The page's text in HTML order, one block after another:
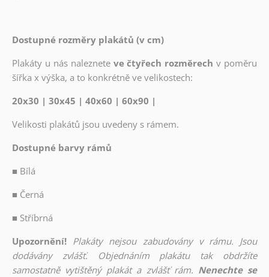
Dostupné rozměry plakátů (v cm)
Plakáty u nás naleznete ve čtyřech rozměrech v poměru
šířka x výška, a to konkrétně ve velikostech:
20x30 | 30x45 | 40x60 | 60x90 |
Velikosti plakátů jsou uvedeny s rámem.
Dostupné barvy rámů
■ Bílá
■ Černá
■ Stříbrná
Upozornění! Plakáty nejsou zabudovány v rámu. Jsou
dodávány zvlášť. Objednáním plakátu tak obdržíte
samostatně vytištěný plakát a zvlášť rám. Nenechte se